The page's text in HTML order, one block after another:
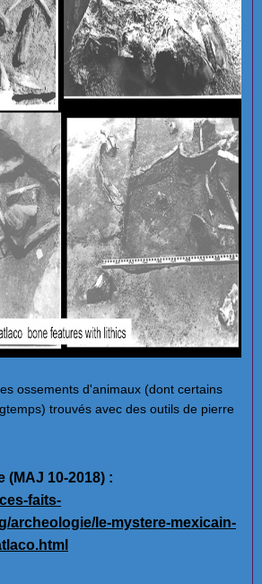
ossements d'animaux (dont certains
trouvés avec des outils de pierre
(MAJ 10-2018) :
faits-
archeologie/le-mystere-mexicain-